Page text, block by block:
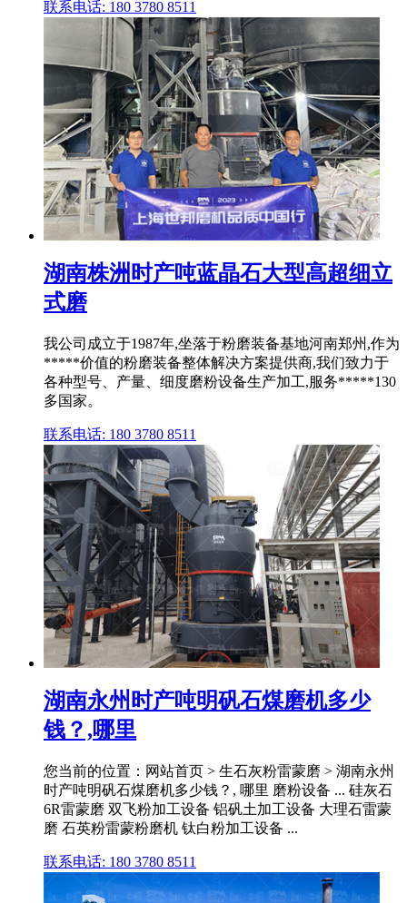
联系电话: 180 3780 8511
湖南株洲时产吨蓝晶石大型高超细立
式磨
我公司成立于1987年,坐落于粉磨装备基地河南郑州,作为
*****价值的粉磨装备整体解决方案提供商,我们致力于
各种型号、产量、细度磨粉设备生产加工,服务*****130
多国家。
联系电话: 180 3780 8511
湖南永州时产吨明矾石煤磨机多少
钱？,哪里
您当前的位置：网站首页 > 生石灰粉雷蒙磨 > 湖南永州
时产吨明矾石煤磨机多少钱？, 哪里 磨粉设备 ... 硅灰石
6R雷蒙磨 双飞粉加工设备 铝矾土加工设备 大理石雷蒙
磨 石英粉雷蒙粉磨机 钛白粉加工设备 ...
联系电话: 180 3780 8511